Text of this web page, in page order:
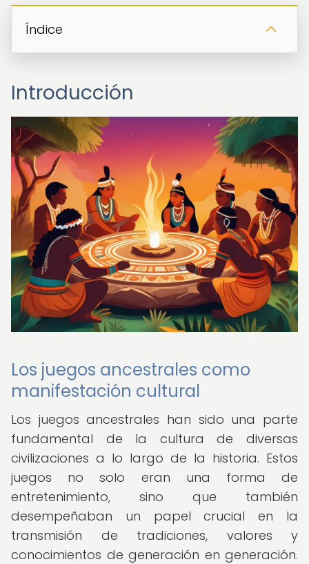
Índice
Introducción
Los juegos ancestrales como
manifestación cultural
Los juegos ancestrales han sido una parte
fundamental de la cultura de diversas
civilizaciones a lo largo de la historia. Estos
juegos no solo eran una forma de
entretenimiento, sino que también
desempeñaban un papel crucial en la
transmisión de tradiciones, valores y
conocimientos de generación en generación.